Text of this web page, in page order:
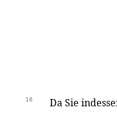
16 Da Sie